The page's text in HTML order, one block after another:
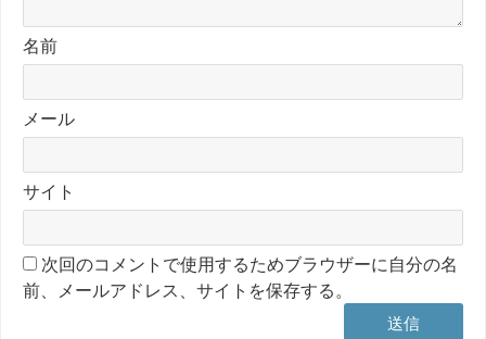
名前
メール
サイト
次回のコメントで使用するためブラウザーに自分の名
前、メールアドレス、サイトを保存する。